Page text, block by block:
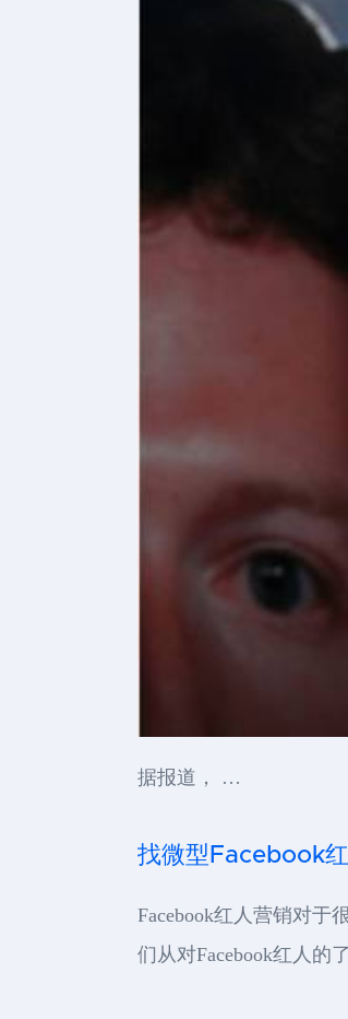
据报道， …
找微型Facebook红
Facebook红人营销对于
们从对Facebook红人